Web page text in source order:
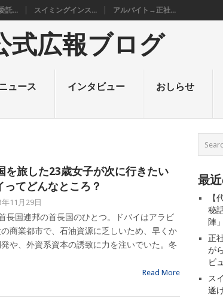
託... スイミングインス... アルバイト→正社...
式広報ブログ
ュース インタビュー おしらせ
を旅した23歳女子が次に行きたい
てどんなところ？
年11月29日
国連邦の首長国のひとつ。ドバイはアラビ
商業都市で、石油資源に乏しいため、早くか
や、外資系資本の誘致に力を注いでいた。冬
Read More
最
【
秘
陣
正
が
ビ
ス
遂